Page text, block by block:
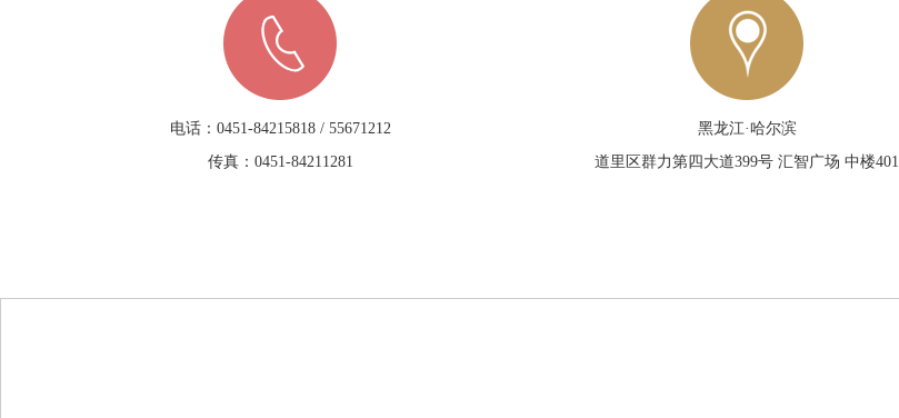
电话：0451-84215818 / 55671212
传真：0451-84211281
黑龙江·哈尔滨
道里区群力第四大道399号 汇智广场 中楼401